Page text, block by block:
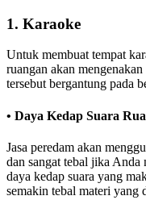
1. Karaoke
Untuk membuat tempat
ruangan akan
tersebut bergantung pada
• Daya Kedap Suara
Jasa peredam akan
dan sangat tebal jika Anda
daya kedap suara yang
semakin tebal materi yang